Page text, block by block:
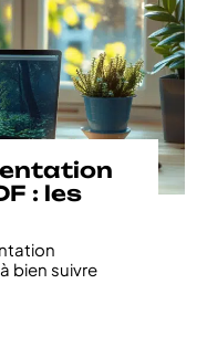
: les
bien suivre